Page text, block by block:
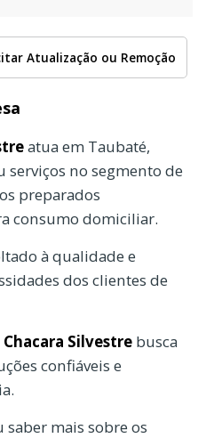
Atualização ou Remoção
atua em Taubaté,
no segmento de
preparados
consumo domiciliar.
à qualidade e
dos clientes de
Chacara Silvestre busca
confiáveis e
saber mais sobre os